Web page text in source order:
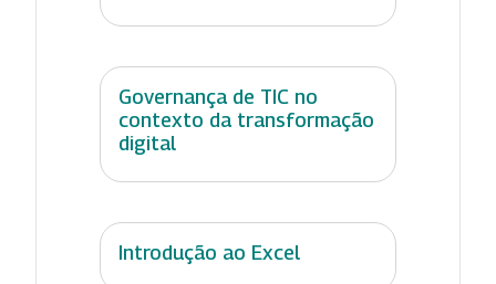
Governança de TIC no
contexto da transformação
digital
Introdução ao Excel